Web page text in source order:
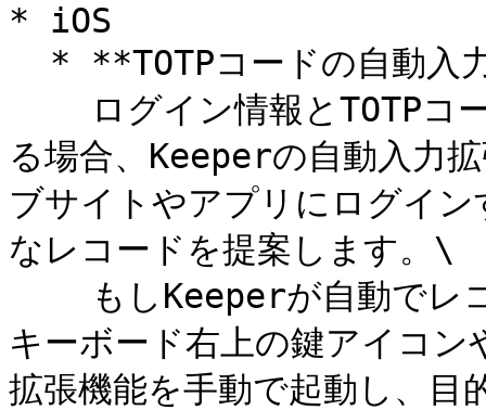
* iOS
る場合、Keeperの自動入力
ブサイトやアプリにログイ
なレコードを提案します。\
キーボード右上の鍵アイ
拡張機能を手動で起動し、目